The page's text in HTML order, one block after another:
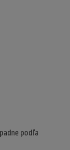
podľa